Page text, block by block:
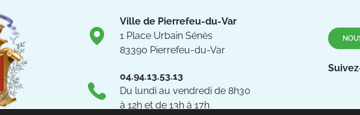
Ville de Pierrefeu-du-Var
1 Place Urbain Sénès
83390 Pierrefeu-du-Var
04.94.13.53.13
Du lundi au vendredi de 8h30
à 12h et de 13h à 17h